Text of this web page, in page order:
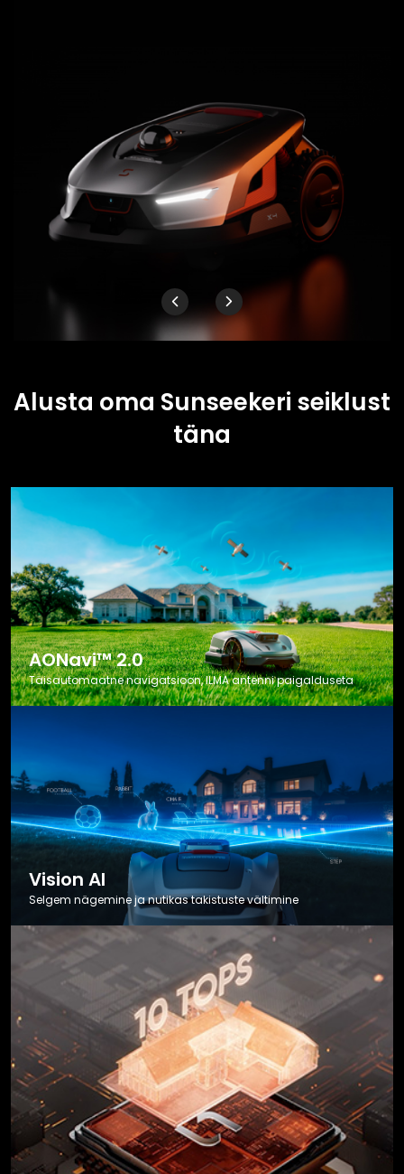
Alusta oma Sunseekeri seiklust
täna
AONavi™ 2.0
Täisautomaatne navigatsioon, ILMA antenni paigalduseta
Vision AI
Selgem nägemine ja nutikas takistuste vältimine